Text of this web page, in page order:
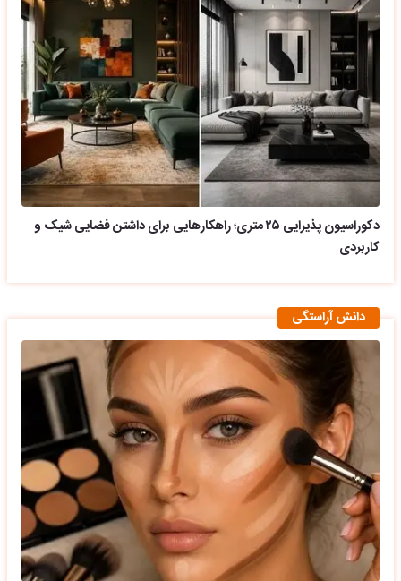
دکوراسیون پذیرایی ۲۵ متری؛ راهکارهایی برای داشتن فضایی شیک و
کاربردی
دانش آراستگی